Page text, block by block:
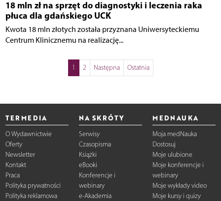
18 mln zł na sprzęt do diagnostyki i leczenia raka
płuca dla gdańskiego UCK
Kwota 18 mln złotych została przyznana Uniwersyteckiemu
Centrum Klinicznemu na realizację...
1 2 Następna Ostatnia
TERMEDIA
O Wydawnictwie
Oferty
Newsletter
Kontakt
Praca
Polityka prywatności
Polityka reklamowa
NA SKRÓTY
Serwisy
Czasopisma
Książki
eBooki
Konferencje i
webinary
e-Akademia
MEDNAUKA
Moja medNauka
Dostosuj
Moje ulubione
Moje konferencje i
webinary
Moje wykłady video
Moje kursy i quizy